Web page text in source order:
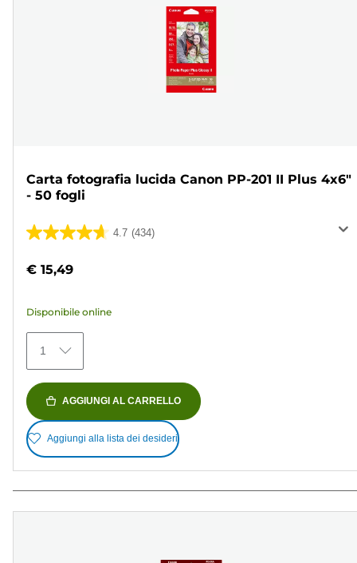
Carta fotografia lucida Canon PP-201 II Plus 4x6"
- 50 fogli
4.7 (434)
4.7
5
434
recensioni
€ 15,49
Disponibile online
1
AGGIUNGI AL CARRELLO
Aggiungi alla lista dei desideri